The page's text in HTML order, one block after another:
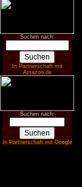
Suchen nach:
In Partnerschaft mit
Amazon.de
Suchen nach:
In Partnerschaft mit Google